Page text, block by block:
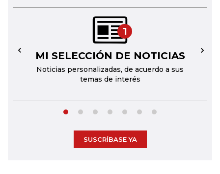
1
MI SELECCIÓN DE NOTICIAS
Noticias personalizadas, de acuerdo a sus
temas de interés
← →
SUSCRÍBASE YA